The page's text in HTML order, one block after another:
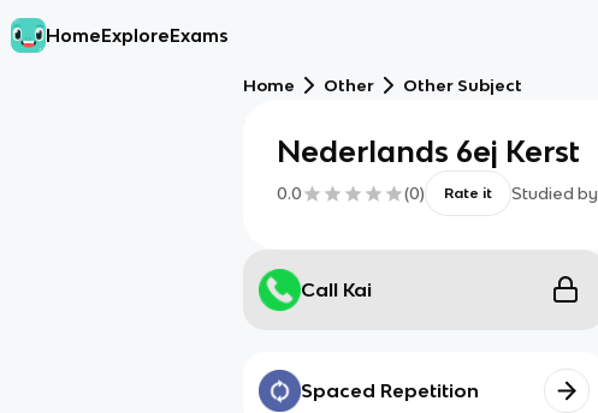
HomeExploreExams
Home Other Other Subject
Nederlands 6ej Kerst
0.0 (0) Rate it Studied by
Call Kai
Spaced Repetition